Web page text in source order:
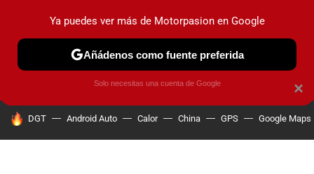
PRUEBAS COCHES ELÉCTRICOS OBSERVATORIO
HOY SE HABLA DE
DGT Android Auto Calor China GPS Google Maps
×
Ya puedes ver más de Motorpasion en Google
Añádenos como fuente preferida
Solo necesitas una cuenta de Google